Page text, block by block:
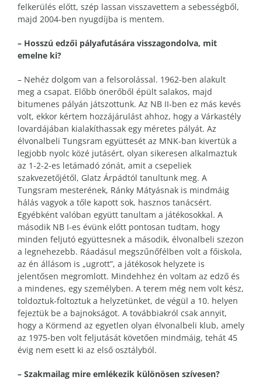
felkerülés előtt, szép lassan visszavettem a sebességből,
majd 2004-ben nyugdíjba is mentem.
– Hosszú edzői pályafutására visszagondolva, mit
emelne ki?
– Nehéz dolgom van a felsorolással. 1962-ben alakult
meg a csapat. Előbb önerőből épült salakos, majd
bitumenes pályán játszottunk. Az NB II-ben ez más kevés
volt, ekkor kértem hozzájárulást ahhoz, hogy a Várkastély
lovardájában kialakíthassak egy méretes pályát. Az
élvonalbeli Tungsram együttesét az MNK-ban kivertük a
legjobb nyolc közé jutásért, olyan sikeresen alkalmaztuk
az 1-2-2-es letámadó zónát, amit a csepeliek
szakvezetőjétől, Glatz Árpádtól tanultunk meg. A
Tungsram mesterének, Ránky Mátyásnak is mindmáig
hálás vagyok a tőle kapott sok, hasznos tanácsért.
Egyébként valóban együtt tanultam a játékosokkal. A
második NB I-es évünk előtt pontosan tudtam, hogy
minden feljutó együttesnek a második, élvonalbeli szezon
a legnehezebb. Ráadásul megszűnőfélben volt a főiskola,
az én állásom is „ugrott”, a játékosok helyzete is
jelentősen megromlott. Mindehhez én voltam az edző és
a mindenes, egy személyben. A terem még nem volt kész,
toldoztuk-foltoztuk a helyzetünket, de végül a 10. helyen
fejeztük be a bajnokságot. A továbbiakról csak annyit,
hogy a Körmend az egyetlen olyan élvonalbeli klub, amely
az 1975-ben volt feljutását követően mindmáig, tehát 45
évig nem esett ki az első osztályból.
– Szakmailag mire emlékezik különösen szívesen?